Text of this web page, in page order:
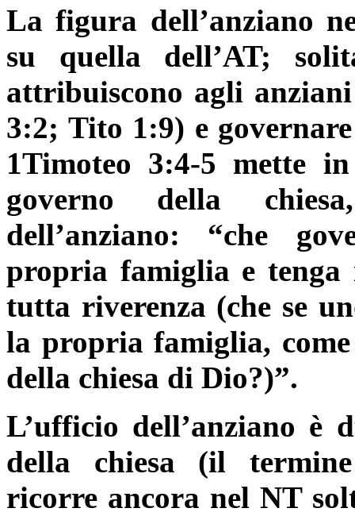
La figura dell’anziano
su quella dell’AT;
attribuiscono agli
3:2; Tito 1:9) e
1Timoteo 3:4-5 mette
governo della
dell’anziano: “che
propria famiglia e
tutta riverenza (che se
la propria famiglia,
della chiesa di Dio?)”.
L’ufficio dell’anziano è
della chiesa (il
ricorre ancora nel NT